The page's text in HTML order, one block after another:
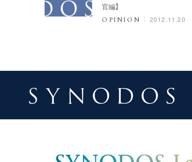
官編】
OPINION 2012.11.20